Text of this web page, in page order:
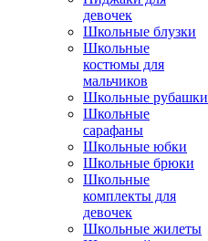
девочек
Школьные блузки
Школьные
костюмы для
мальчиков
Школьные рубашки
Школьные
сарафаны
Школьные юбки
Школьные брюки
Школьные
комплекты для
девочек
Школьные жилеты